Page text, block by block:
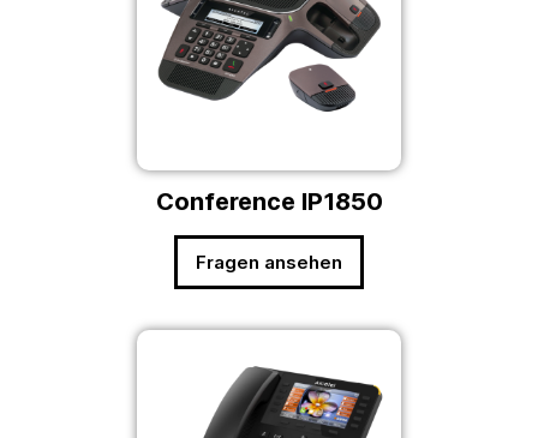
Conference IP1850
Fragen ansehen